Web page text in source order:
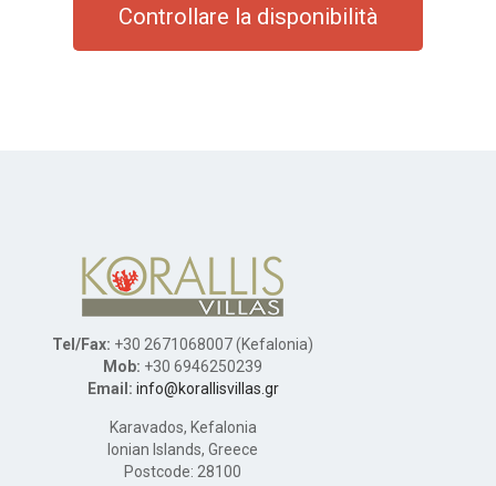
Controllare la disponibilità
Tel/Fax: +30 2671068007 (Kefalonia)
Mob: +30 6946250239
Email: info@korallisvillas.gr
Karavados, Kefalonia
Ionian Islands, Greece
Postcode: 28100